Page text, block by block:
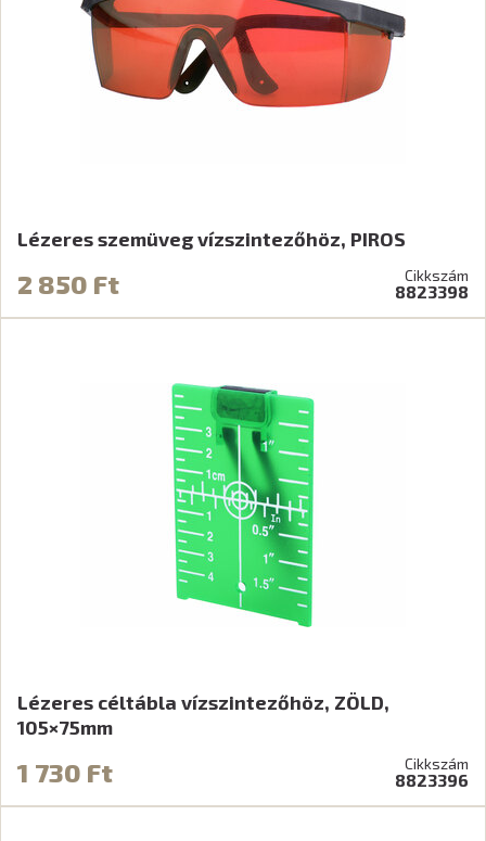
Lézeres szemüveg vízszintezőhöz, PIROS
2 850 Ft Cikkszám
8823398
Lézeres céltábla vízszintezőhöz, ZÖLD,
105×75mm
1 730 Ft Cikkszám
8823396